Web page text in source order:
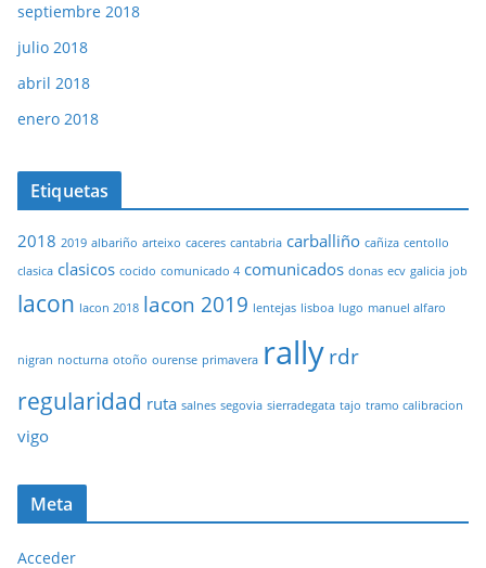
septiembre 2018
julio 2018
abril 2018
enero 2018
Etiquetas
2018 2019 albariño arteixo caceres cantabria carballiño cañiza centollo
clasica clasicos cocido comunicado 4 comunicados donas ecv galicia job
lacon lacon 2018 lacon 2019 lentejas lisboa lugo manuel alfaro
nigran nocturna otoño ourense primavera rallyrdr
regularidad ruta salnes segovia sierradegata tajo tramo calibracion
vigo
Meta
Acceder